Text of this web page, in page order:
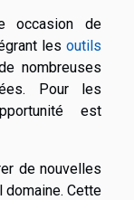
occasion de
les outils
nombreuses
Pour les
est
de nouvelles
domaine. Cette